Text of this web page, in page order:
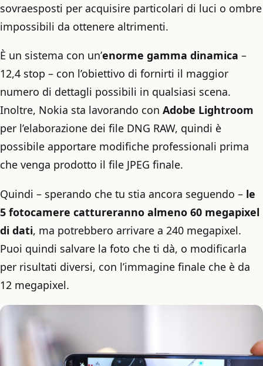
sovraesposti per acquisire particolari di luci o ombre
impossibili da ottenere altrimenti.
È un sistema con un’enorme gamma dinamica –
12,4 stop – con l’obiettivo di fornirti il maggior
numero di dettagli possibili in qualsiasi scena.
Inoltre, Nokia sta lavorando con Adobe Lightroom
per l’elaborazione dei file DNG RAW, quindi è
possibile apportare modifiche professionali prima
che venga prodotto il file JPEG finale.
Quindi – sperando che tu stia ancora seguendo – le
5 fotocamere cattureranno almeno 60 megapixel
di dati, ma potrebbero arrivare a 240 megapixel.
Puoi quindi salvare la foto che ti dà, o modificarla
per risultati diversi, con l’immagine finale che è da
12 megapixel.